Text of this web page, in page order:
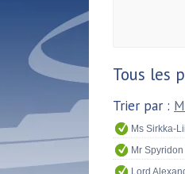
Tous les
Trier par :
Ms Sirkka-
Mr
Lord